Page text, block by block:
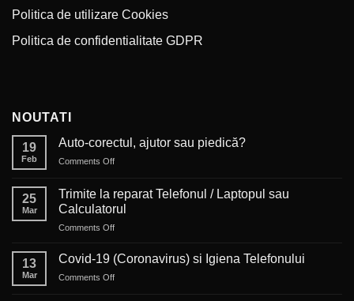
Politica de utilizare Cookies
Politica de confidentialitate GDPR
NOUTATI
19
Feb
Auto-corectul, ajutor sau piedică?
Comments Offon
ajutor
sau
piedică?
25
Mar
Trimite la reparat Telefonul / Laptopul sau
Calculatorul
Comments Offon
la
reparat
13
Mar
Covid-19 (Coronavirus) si Igiena Telefonului
Comments Offon